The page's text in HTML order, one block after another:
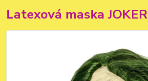
Latexová maska JOKER